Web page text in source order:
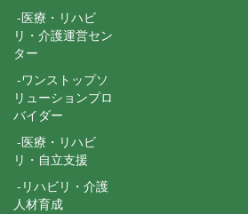
-医療・リハビ
リ・介護運営セン
ター
-ワンストップソ
リューションプロ
バイダー
-医療・リハビ
リ・自立支援
-リハビリ・介護
人材育成